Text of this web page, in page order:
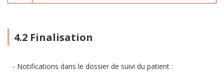
4.2 Finalisation
Notifications dans le dossier de suivi du patient :